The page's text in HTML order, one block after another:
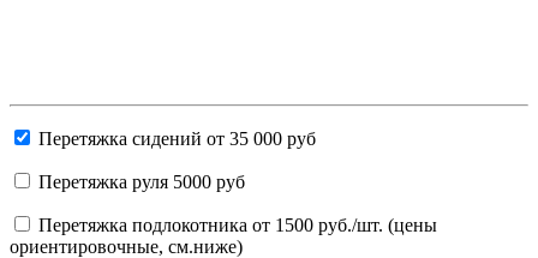
Перетяжка сидений от 35 000 руб
Перетяжка руля 5000 руб
Перетяжка подлокотника от 1500 руб./шт. (цены
ориентировочные, см.ниже)